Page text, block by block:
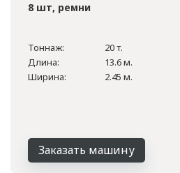
8 шт, ремни
Тоннаж:
20 т.
Длина:
13.6 м.
Ширина:
2.45 м.
Заказать машину